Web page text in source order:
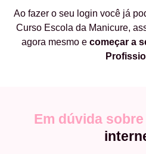
Ao fazer o seu login você já
Curso Escola da Manicure,
agora mesmo e começar a
Em dúvida sobre